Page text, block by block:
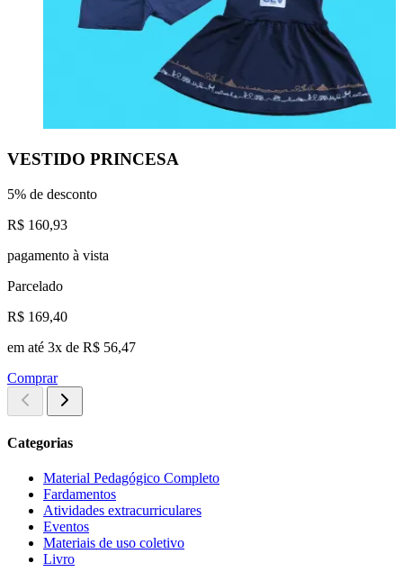
VESTIDO PRINCESA
5% de desconto
R$ 160,93
pagamento à vista
Parcelado
R$ 169,40
em até 3x de R$ 56,47
Comprar
Categorias
Material Pedagógico Completo
Fardamentos
Atividades extracurriculares
Eventos
Materiais de uso coletivo
Livro